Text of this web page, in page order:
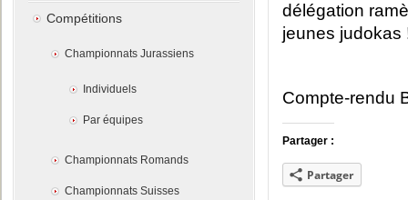
délégation
jeunes judokas
Compte-rendu
Partager :
Partager
Compétitions
Championnats Jurassiens
Individuels
Par équipes
Championnats Romands
Championnats Suisses